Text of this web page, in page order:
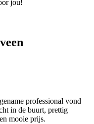
jou!
professional vond
in de buurt, prettig
mooie prijs.